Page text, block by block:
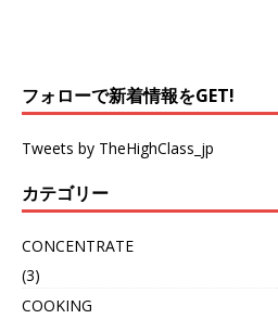
フォローで新着情報をGET!
Tweets by TheHighClass_jp
カテゴリー
CONCENTRATE
(3)
COOKING